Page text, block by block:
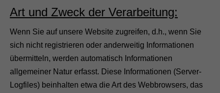
Art und Zweck der Verarbeitung:
Wenn Sie auf unsere Website zugreifen, d.h., wenn Sie
sich nicht registrieren oder anderweitig Informationen
übermitteln, werden automatisch Informationen
allgemeiner Natur erfasst. Diese Informationen (Server-
Logfiles) beinhalten etwa die Art des Webbrowsers, das